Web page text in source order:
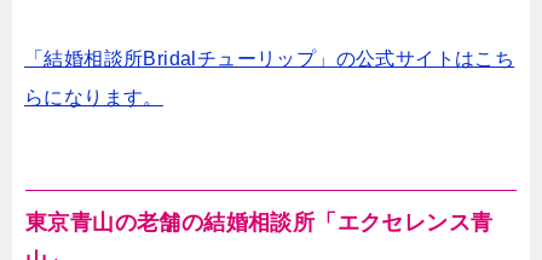
「結婚相談所Bridalチューリップ」の公式サイトはこち
らになります。
東京青山の老舗の結婚相談所「エクセレンス青